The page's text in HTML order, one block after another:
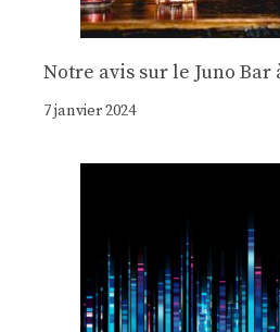
Notre avis sur le Juno
7 janvier 2024